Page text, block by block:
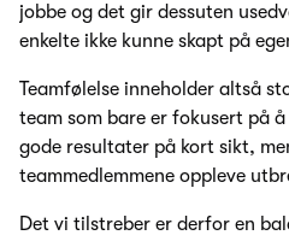
jobbe og det gir dessuten
enkelte ikke kunne skapt på
Teamfølelse inneholder altså
team som bare er fokusert på
gode resultater på kort sikt,
teammedlemmene oppleve
Det vi tilstreber er derfor en